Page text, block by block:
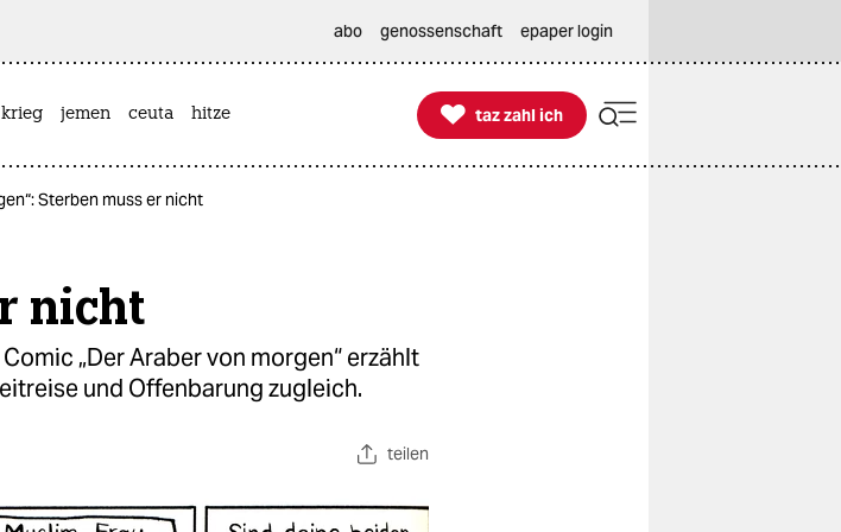
abo genossenschaft epaper login
jemen ceuta hitze 
taz zahl ich
taz zahl ich
Sterben muss er nicht
nicht
„Der Araber von morgen“ erzählt
und Offenbarung zugleich.
teilen